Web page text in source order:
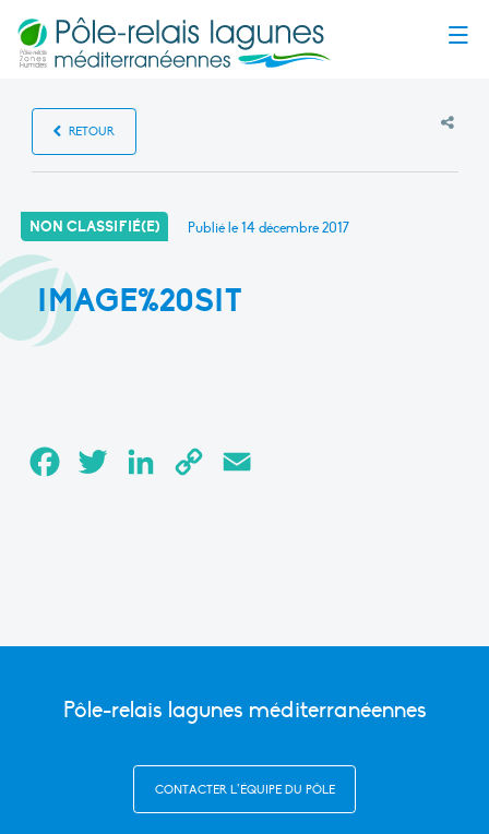
RETOUR
NON CLASSIFIÉ(E) Publié le14 décembre 2017
IMAGE%20SIT
FacebookTwitter LinkedInCopy
Pôle-relais lagunes méditerranéennes
CONTACTER L’ÉQUIPE DU PÔLE